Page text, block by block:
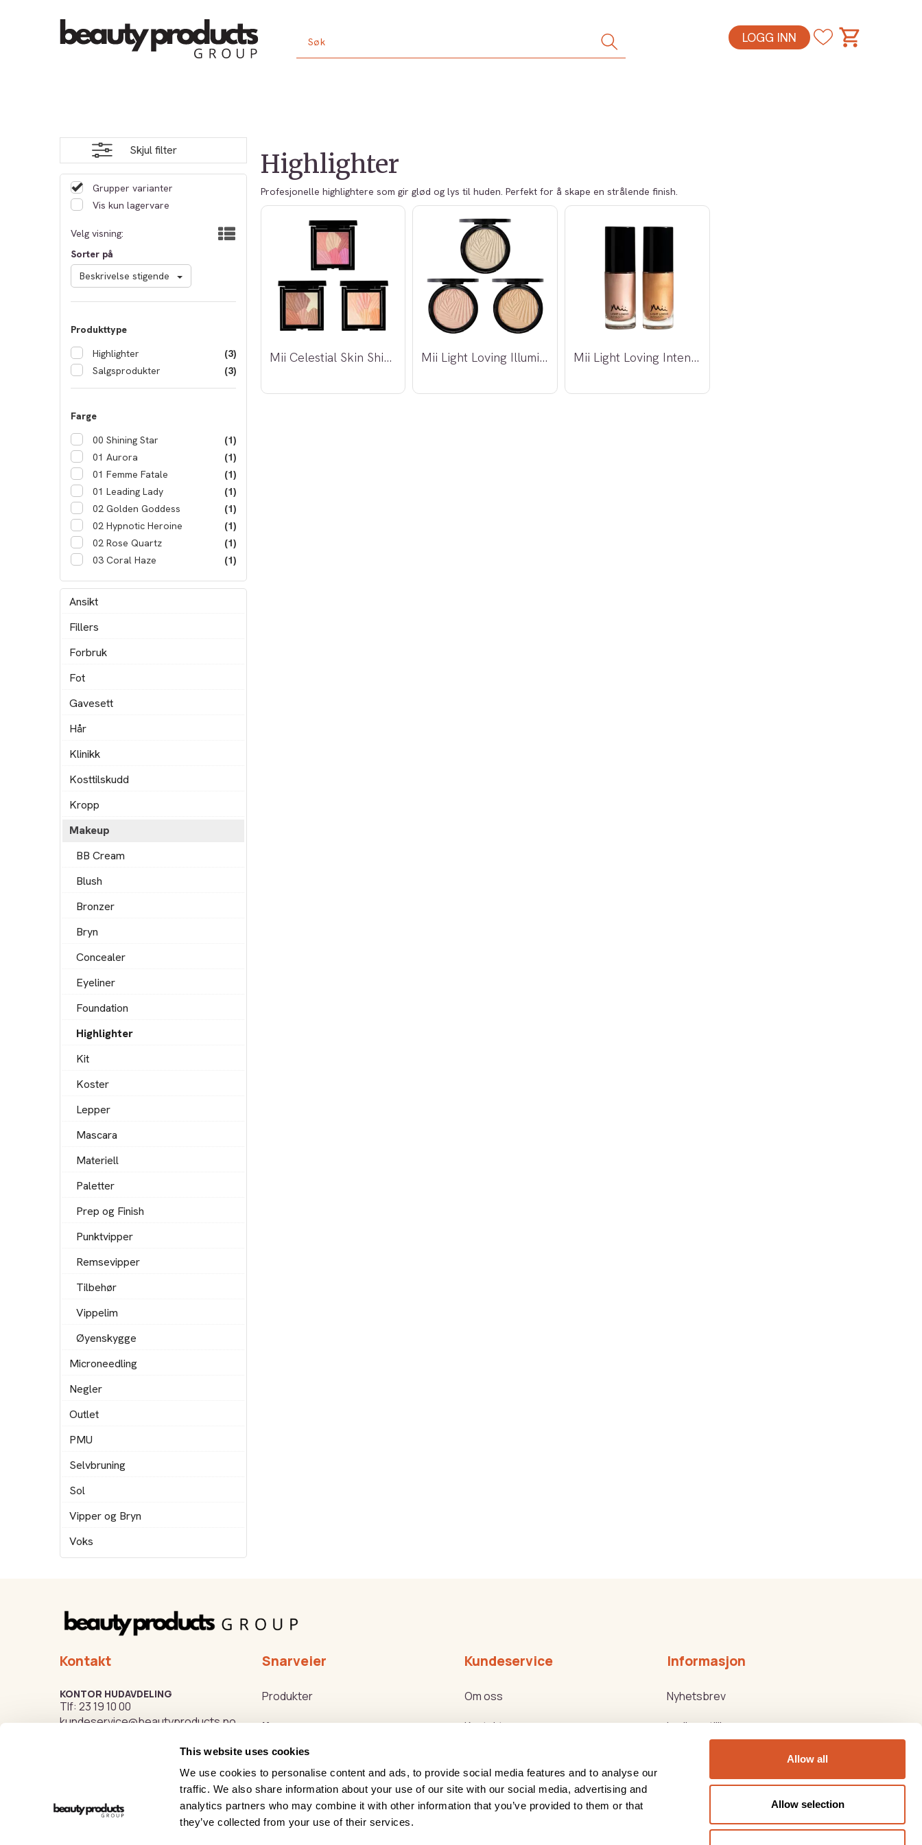
This website uses cookies
We use cookies to personalise content and ads, to provide social media features and to analyse our
traffic. We also share information about your use of our site with our social media, advertising and
analytics partners who may combine it with other information that you’ve provided to them or that
they’ve collected from your use of their services.
Allow all
Allow selection
LOGG INN
Skjul filter
Grupper varianter
Vis kun lagervare
Velg visning:
Sorter på
Beskrivelse stigende
Produkttype
Highlighter
(3)
Salgsprodukter
(3)
Farge
00 Shining Star
(1)
01 Aurora
(1)
01 Femme Fatale
(1)
01 Leading Lady
(1)
02 Golden Goddess
(1)
02 Hypnotic Heroine
(1)
02 Rose Quartz
(1)
03 Coral Haze
(1)
Ansikt
Fillers
Forbruk
Fot
Gavesett
Hår
Klinikk
Kosttilskudd
Kropp
Makeup
BB Cream
Blush
Bronzer
Bryn
Concealer
Eyeliner
Foundation
Highlighter
Kit
Koster
Lepper
Mascara
Materiell
Paletter
Prep og Finish
Punktvipper
Remsevipper
Tilbehør
Vippelim
Øyenskygge
Microneedling
Negler
Outlet
PMU
Selvbruning
Sol
Vipper og Bryn
Voks
Highlighter
Profesjonelle highlightere som gir glød og lys til huden. Perfekt for å skape en strålende finish.
Mii Celestial Skin Shimmer Mii Light Loving Illuminator Mii Light Loving Intensity
Kontakt
KONTOR HUDAVDELING
Tlf: 23 19 10 00
kundeservice@beautyproducts.no
Org: 967110167
Lørenveien 37, 0585 Oslo
Snarveier
Produkter
Kurs
Varemerker
Beauty og Helse Akademiet
Hygge- og nyttemøter
Kundeservice
Om oss
Kontakt oss
Reklamasjon og retur
Informasjon
Nyhetsbrev
Ledige stillinger
Kjøps-/Leveringsbetingelser
Beauty Products
Thorsen Biovital